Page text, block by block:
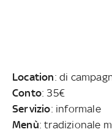
Location: di
Conto: 35€
Servizio: informale
Menù: tradizionale